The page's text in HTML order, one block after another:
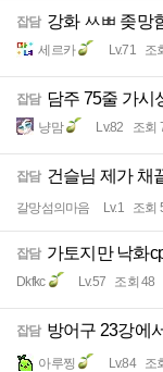
잡담 강화 ㅆㅃ 좆망
세르카 Lv.71 조
잡담 담주 75줄 가시
냥맘 Lv.82 조회
잡담 건슬님 제가 채
갈망섬의마음 Lv.1 조회
잡담 가토지만 낙화
Dkfkc Lv.57 조회 48
잡담 방어구 23강에
아루찡 Lv.84 조